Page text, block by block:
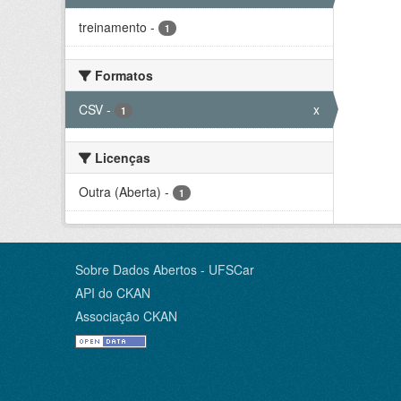
treinamento - 1
Formatos
CSV - 1 x
Licenças
Outra (Aberta) - 1
Sobre Dados Abertos - UFSCar
API do CKAN
Associação CKAN